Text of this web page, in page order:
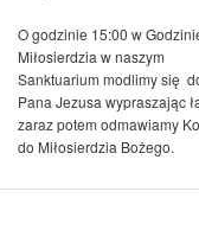
O godzinie 15:00 w
Miłosierdzia w naszym
Sanktuarium modlimy się
Pana Jezusa wypraszając
zaraz potem odmawiamy
do Miłosierdzia Bożego.